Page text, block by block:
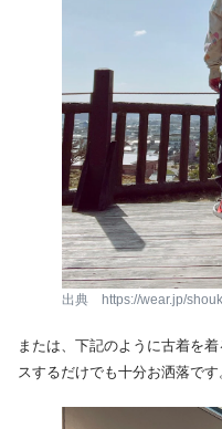
出典 https://wear.jp/
または、下記のように古着を
スするだけでも十分お洒落です